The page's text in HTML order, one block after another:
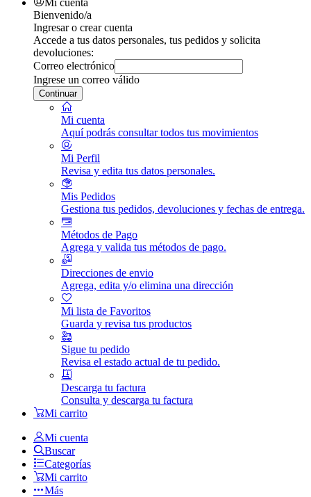
Mi cuenta
Bienvenido/a
Ingresar o crear cuenta
Accede a tus datos personales, tus pedidos y solicita
devoluciones:
Correo electrónico
Ingrese un correo válido
Continuar
Mi cuenta
Aquí podrás consultar todos tus movimientos
Mi Perfil
Revisa y edita tus datos personales.
Mis Pedidos
Gestiona tus pedidos, devoluciones y fechas de entrega.
Métodos de Pago
Agrega y valida tus métodos de pago.
Direcciones de envio
Agrega, edita y/o elimina una dirección
Mi lista de Favoritos
Guarda y revisa tus productos
Sigue tu pedido
Revisa el estado actual de tu pedido.
Descarga tu factura
Consulta y descarga tu factura
Mi carrito
Mi cuenta
Buscar
Categorías
Mi carrito
Más